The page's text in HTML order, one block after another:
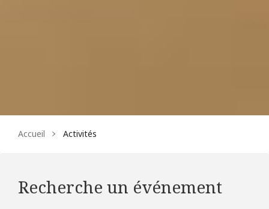
Accueil Activités
Recherche un événement